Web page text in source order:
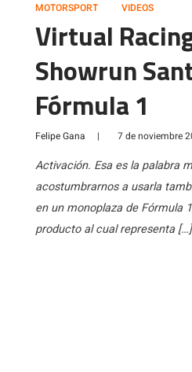
MOTORSPORT VIDEOS
Virtual
Showrun
Fórmula 1
Felipe Gana | 7 de noviembre
Activación. Esa es la palabra
acostumbrarnos a usarla
en un monoplaza de Fórmula
producto al cual representa […]